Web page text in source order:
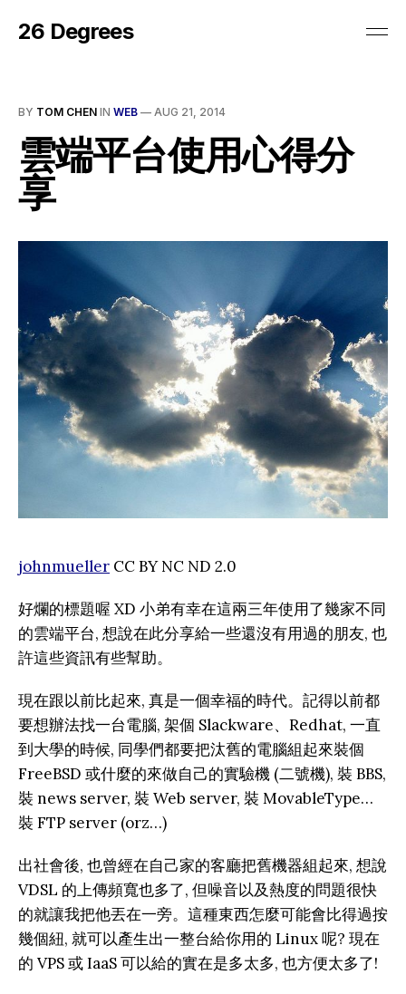
26 Degrees
BY TOM CHEN IN WEB — AUG 21, 2014
雲端平台使用心得分
享
johnmueller CC BY NC ND 2.0
好爛的標題喔 XD 小弟有幸在這兩三年使用了幾家不同
的雲端平台, 想說在此分享給一些還沒有用過的朋友, 也
許這些資訊有些幫助。
現在跟以前比起來, 真是一個幸福的時代。記得以前都
要想辦法找一台電腦, 架個 Slackware、Redhat, 一直
到大學的時候, 同學們都要把汰舊的電腦組起來裝個
FreeBSD 或什麼的來做自己的實驗機 (二號機), 裝 BBS,
裝 news server, 裝 Web server, 裝 MovableType…
裝 FTP server (orz…)
出社會後, 也曾經在自己家的客廳把舊機器組起來, 想說
VDSL 的上傳頻寬也多了, 但噪音以及熱度的問題很快
的就讓我把他丟在一旁。這種東西怎麼可能會比得過按
幾個紐, 就可以產生出一整台給你用的 Linux 呢? 現在
的 VPS 或 IaaS 可以給的實在是多太多, 也方便太多了!